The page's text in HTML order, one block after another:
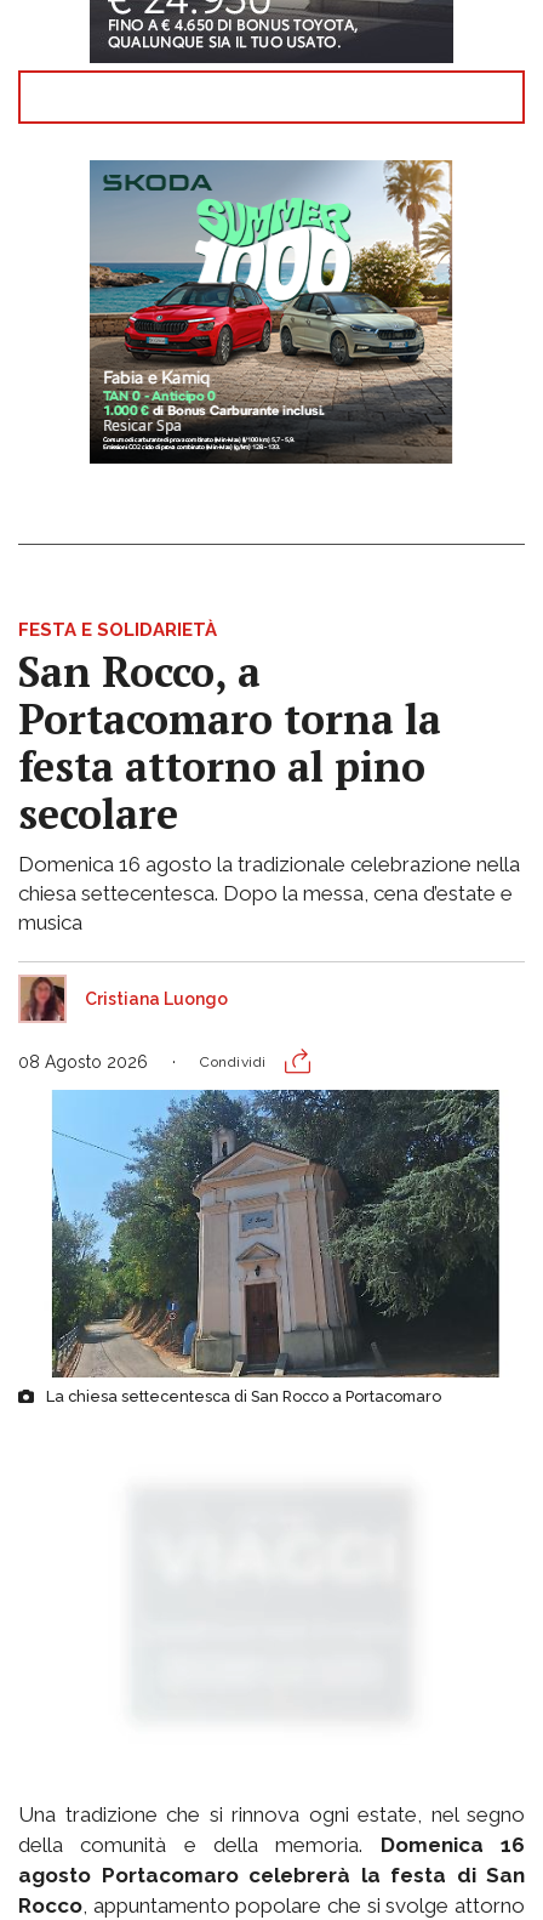
FESTA E SOLIDARIETÀ
San Rocco, a
Portacomaro torna la
festa attorno al pino
secolare
Domenica 16 agosto la tradizionale celebrazione nella
chiesa settecentesca. Dopo la messa, cena d’estate e
musica
Cristiana Luongo
08 Agosto 2026 Condividi
La chiesa settecentesca di San Rocco a Portacomaro
Una tradizione che si rinnova ogni estate, nel segno
della comunità e della memoria. Domenica 16
agosto Portacomaro celebrerà la festa di San
Rocco, appuntamento popolare che si svolge attorno